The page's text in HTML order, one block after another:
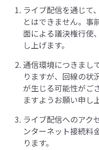
ライブ配信を通じて
とはできません。事
面による議決権行使
し上げます。
通信環境につきまし
りますが、回線の状
が生じる可能性がご
ますようお願い申し
ライブ配信へのアク
ンターネット接続料
ります。